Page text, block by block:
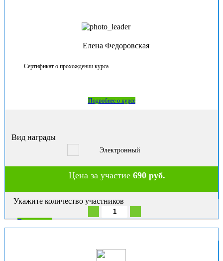
Елена Федоровская
Сертификат о прохождении курса
Подробнее о курсе
Вид награды
Электронный
Цена за участие690 руб.
Укажите количество участников
В корзину